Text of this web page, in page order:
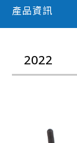
產品資訊
2022